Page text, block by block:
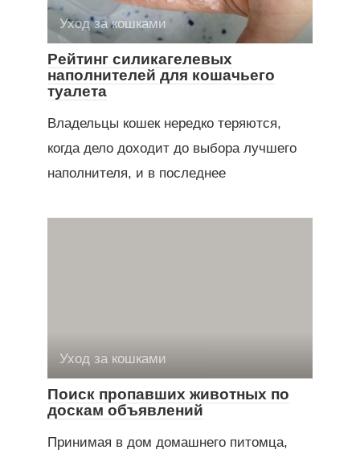
Уход за кошками
Рейтинг силикагелевых
наполнителей для кошачьего
туалета
Владельцы кошек нередко теряются,
когда дело доходит до выбора лучшего
наполнителя, и в последнее
Уход за кошками
Поиск пропавших животных по
доскам объявлений
Принимая в дом домашнего питомца,